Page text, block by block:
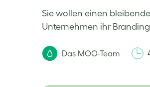
Sie wollen einen
Unternehmen ihr
Das MOO-Team